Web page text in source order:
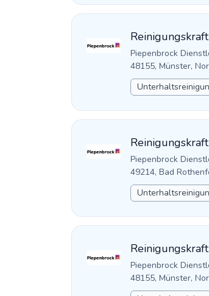
Piepenbrock
48155, Münster,
Piepenbrock
49214, Bad
Piepenbrock
48155, Münster,